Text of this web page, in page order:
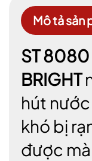
Mô tả sản
ST 8080
BRIGHT
hút
khó bị
được